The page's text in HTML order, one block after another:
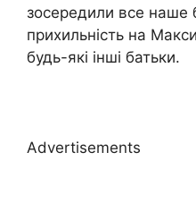
зосередили все наше
прихильність на
будь-які інші батьки.
Advertisements